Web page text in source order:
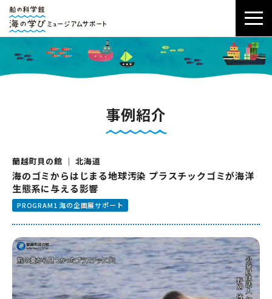
事例紹介
蘭越町貝の館 ｜ 北海道
海のゴミからはじまる地球汚染 プラスチックゴミが海洋
生態系に与える影響
PROGRAM1 海の企画展サポート